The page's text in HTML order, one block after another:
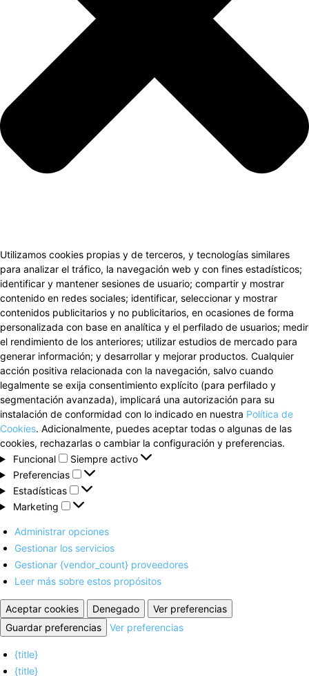
Utilizamos cookies propias y de terceros, y tecnologías similares
para analizar el tráfico, la navegación web y con fines estadísticos;
identificar y mantener sesiones de usuario; compartir y mostrar
contenido en redes sociales; identificar, seleccionar y mostrar
contenidos publicitarios y no publicitarios, en ocasiones de forma
personalizada con base en analítica y el perfilado de usuarios; medir
el rendimiento de los anteriores; utilizar estudios de mercado para
generar información; y desarrollar y mejorar productos. Cualquier
acción positiva relacionada con la navegación, salvo cuando
legalmente se exija consentimiento explícito (para perfilado y
segmentación avanzada), implicará una autorización para su
instalación de conformidad con lo indicado en nuestra Política de
Cookies. Adicionalmente, puedes aceptar todas o algunas de las
cookies, rechazarlas o cambiar la configuración y preferencias.
Funcional
Funcional
Siempre activo
Preferencias
Preferencias
Estadísticas
Estadísticas
Marketing
Marketing
Administrar opciones
Gestionar los servicios
Gestionar {vendor_count} proveedores
Leer más sobre estos propósitos
Aceptar cookies Denegado
Ver preferencias
Guardar preferencias
Ver preferencias
{title}
{title}